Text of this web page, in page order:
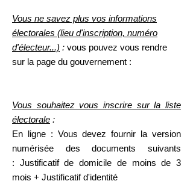
Vous ne savez plus vos informations
électorales (lieu d'inscription, numéro
d'électeur...) : vous pouvez vous rendre
sur la page du gouvernement :
Vous souhaitez vous inscrire sur la liste
électorale :
En ligne : Vous devez fournir la version
numérisée des documents suivants
: Justificatif de domicile de moins de 3
mois + Justificatif d'identité